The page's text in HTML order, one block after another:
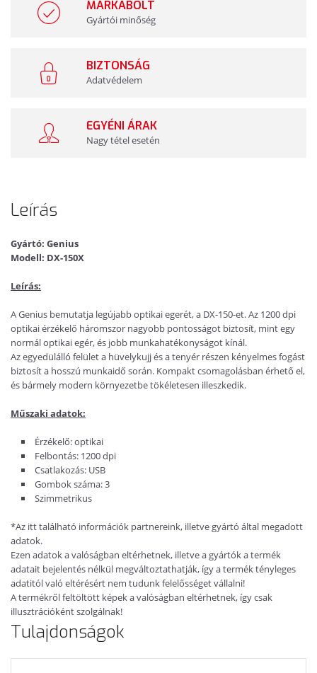
MÁRKABOLT
Gyártói minőség
BIZTONSÁG
Adatvédelem
EGYÉNI ÁRAK
Nagy tétel esetén
Leírás
Gyártó: Genius
Modell: DX-150X
Leírás:
A Genius bemutatja legújabb optikai egerét, a DX-150-et. Az 1200 dpi
optikai érzékelő háromszor nagyobb pontosságot biztosít, mint egy
normál optikai egér, és jobb munkahatékonyságot kínál.
Az egyedülálló felület a hüvelykujj és a tenyér részen kényelmes fogást
biztosít a hosszú munkaidő során. Kompakt csomagolásban érhető el,
és bármely modern környezetbe tökéletesen illeszkedik.
Műszaki adatok:
Érzékelő: optikai
Felbontás: 1200 dpi
Csatlakozás: USB
Gombok száma: 3
Szimmetrikus
*Az itt található információk partnereink, illetve gyártó által megadott
adatok.
Ezen adatok a valóságban eltérhetnek, illetve a gyártók a termék
adatait bejelentés nélkül megváltoztathatják, így a termék tényleges
adatitól való eltérésért nem tudunk felelősséget vállalni!
A termékről feltöltött képek a valóságban eltérhetnek, így csak
illusztrációként szolgálnak!
Tulajdonságok